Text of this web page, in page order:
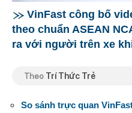
VinFast công bố
theo chuẩn ASEAN
ra với người trên xe
Theo Trí Thức Trẻ
So sánh trực quan